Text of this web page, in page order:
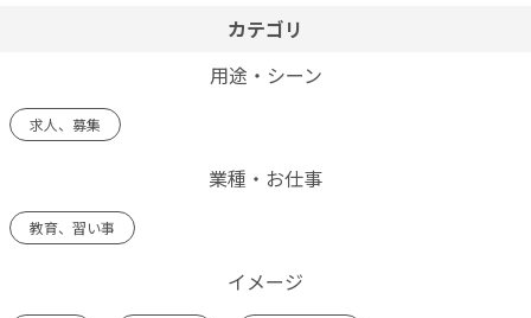
カテゴリ
用途・シーン
求人、募集
業種・お仕事
教育、習い事
イメージ